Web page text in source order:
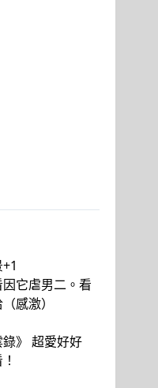
它虐男二。看
感激）
》 超愛好好